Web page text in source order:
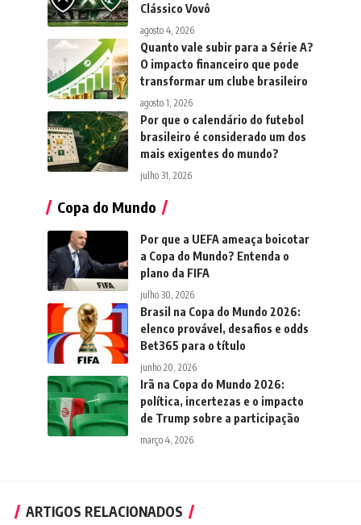
Clássico Vovô
agosto 4, 2026
Quanto vale subir para a Série A?
O impacto financeiro que pode
transformar um clube brasileiro
agosto 1, 2026
Por que o calendário do futebol
brasileiro é considerado um dos
mais exigentes do mundo?
julho 31, 2026
Copa do Mundo
Por que a UEFA ameaça boicotar
a Copa do Mundo? Entenda o
plano da FIFA
julho 30, 2026
Brasil na Copa do Mundo 2026:
elenco provável, desafios e odds
Bet365 para o título
junho 20, 2026
Irã na Copa do Mundo 2026:
política, incertezas e o impacto
de Trump sobre a participação
março 4, 2026
ARTIGOS RELACIONADOS